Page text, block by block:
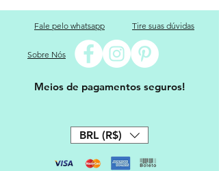
Fale pelo whatsapp Tire suas dúvidas
Sobre Nós
Meios de pagamentos seguros!
BRL (R$)